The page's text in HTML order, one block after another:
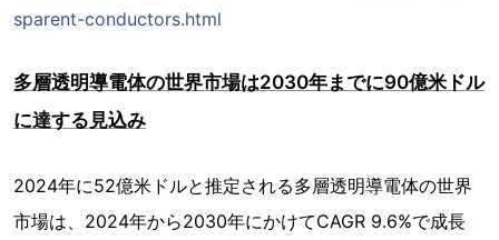
sparent-conductors.html
多層透明導電体の世界市場は2030年までに90億米ドル
に達する見込み
2024年に52億米ドルと推定される多層透明導電体の世界
市場は、2024年から2030年にかけてCAGR 9.6%で成長